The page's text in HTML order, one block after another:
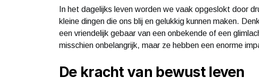
In het dagelijks leven worden we vaak opgeslokt door
kleine dingen die ons blij en gelukkig kunnen maken.
een vriendelijk gebaar van een onbekende of een
misschien onbelangrijk, maar ze hebben een enorme
De kracht van bewust leven